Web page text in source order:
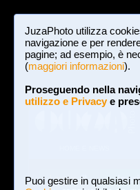
JuzaPhoto utilizza
navigazione e per
pagine; ad esempio, è
(maggiori informazioni).
Proseguendo nella
utilizzo e Privacye
Puoi gestire in qualsiasi
Login